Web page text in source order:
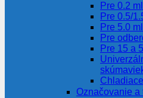
Pre 0.2
Pre 0.5/
Pre 5.0
Pre
Pre 15 a
Označovanie a